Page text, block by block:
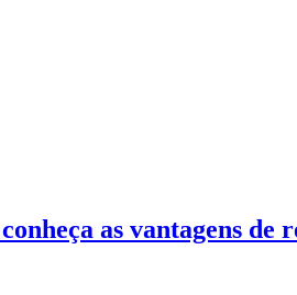
as vantagens de